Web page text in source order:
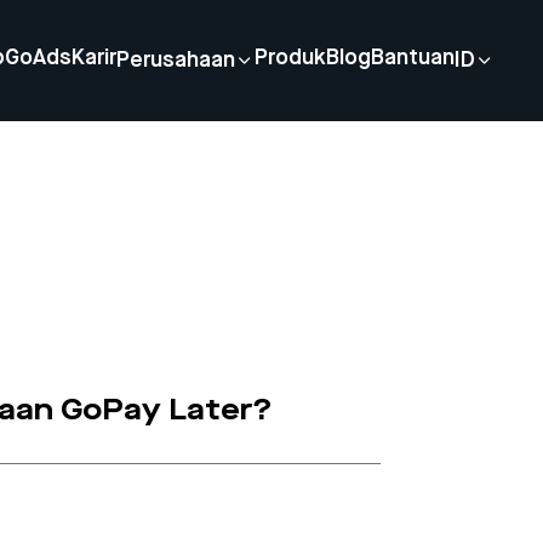
GoAds KarirPerusahaan ProdukBlog Bantuan ID
GoPay Later?